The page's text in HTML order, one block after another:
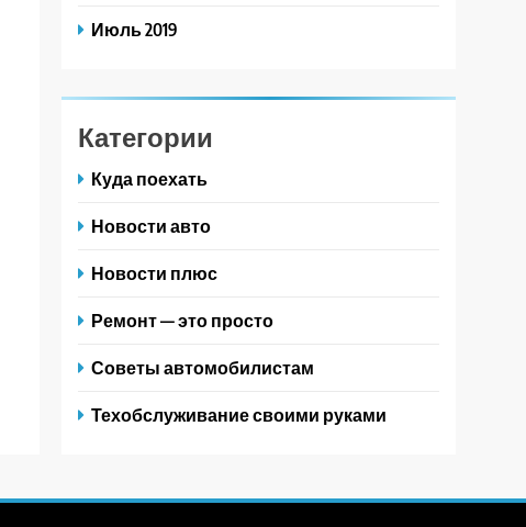
Июль 2019
Категории
Куда поехать
Новости авто
Новости плюс
Ремонт — это просто
Советы автомобилистам
Техобслуживание своими руками